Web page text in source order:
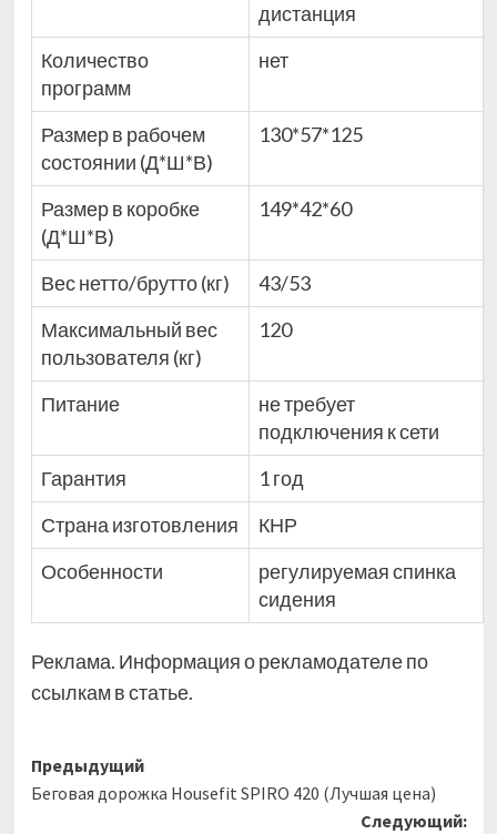
дистанция
Количество
программ
нет
Размер в рабочем
состоянии (Д*Ш*В)
130*57*125
Размер в коробке
(Д*Ш*В)
149*42*60
Вес нетто/брутто (кг)
43/53
Максимальный вес
пользователя (кг)
120
Питание
не требует
подключения к сети
Гарантия
1 год
Страна изготовления
КНР
Особенности
регулируемая спинка
сидения
Реклама. Информация о рекламодателе по
ссылкам в статье.
Навигация
записи
Предыдущий
Беговая дорожка Housefit SPIRO 420 (Лучшая цена)
Следующий: